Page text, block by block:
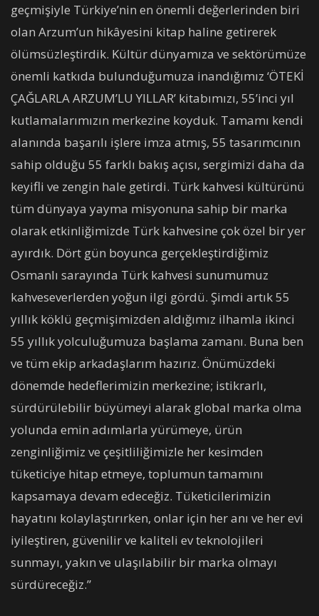
geçmişiyle Türkiye’nin en önemli değerlerinden biri
olan Arzum’un hikâyesini kitap haline getirerek
ölümsüzleştirdik. Kültür dünyamıza ve sektörümüze
önemli katkıda bulunduğumuza inandığımız ‘ÖTEKİ
ÇAĞLARLA ARZUM’LU YILLAR’ kitabımızı, 55’inci yıl
kutlamalarımızın merkezine koyduk. Tamamı kendi
alanında başarılı işlere imza atmış, 55 tasarımcının
sahip olduğu 55 farklı bakış açısı, sergimizi daha da
keyifli ve zengin hale getirdi. Türk kahvesi kültürünü
tüm dünyaya yayma misyonuna sahip bir marka
olarak etkinliğimizde Türk kahvesine çok özel bir yer
ayırdık. Dört gün boyunca gerçekleştirdiğimiz
Osmanlı sarayında Türk kahvesi sunumumuz
kahveseverlerden yoğun ilgi gördü. Şimdi artık 55
yıllık köklü geçmişimizden aldığımız ilhamla ikinci
55 yıllık yolculuğumuza başlama zamanı. Buna ben
ve tüm ekip arkadaşlarım hazırız. Önümüzdeki
dönemde hedeflerimizin merkezine; istikrarlı,
sürdürülebilir büyümeyi alarak global marka olma
yolunda emin adımlarla yürümeye, ürün
zenginliğimiz ve çeşitliliğimizle her kesimden
tüketiciye hitap etmeye, toplumun tamamını
kapsamaya devam edeceğiz. Tüketicilerimizin
hayatını kolaylaştırırken, onlar için her anı ve her evi
iyileştiren, güvenilir ve kaliteli ev teknolojileri
sunmayı, yakın ve ulaşılabilir bir marka olmayı
sürdüreceğiz.”